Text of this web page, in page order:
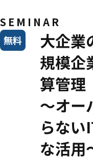
SEMINAR
大企業
規模企
算管理
～オー
らない
な活用
無料